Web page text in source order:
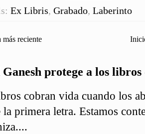
Ex Libris, Grabado, Laberinto
más reciente
protege a los libros
cobran vida cuando los
la primera letra. Estamos